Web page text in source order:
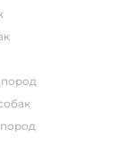
пород
пород